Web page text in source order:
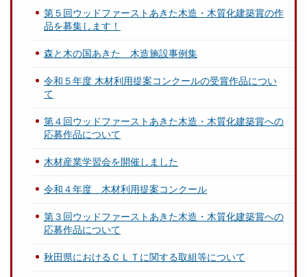
第５回ウッドファーストあきた木造・木質化建築賞の作
品を募集します！
森と木の国あきた 木造施設事例集
令和５年度 木材利用提案コンクールの受賞作品につい
て
第４回ウッドファーストあきた木造・木質化建築賞への
応募作品について
木材産業学習会を開催しました
令和４年度 木材利用提案コンクール
第３回ウッドファーストあきた木造・木質化建築賞への
応募作品について
秋田県におけるＣＬＴに関する取組等について